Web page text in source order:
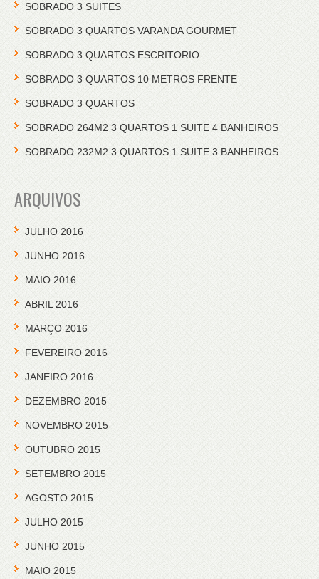
SOBRADO 3 SUITES
SOBRADO 3 QUARTOS VARANDA GOURMET
SOBRADO 3 QUARTOS ESCRITORIO
SOBRADO 3 QUARTOS 10 METROS FRENTE
SOBRADO 3 QUARTOS
SOBRADO 264M2 3 QUARTOS 1 SUITE 4 BANHEIROS
SOBRADO 232M2 3 QUARTOS 1 SUITE 3 BANHEIROS
ARQUIVOS
JULHO 2016
JUNHO 2016
MAIO 2016
ABRIL 2016
MARÇO 2016
FEVEREIRO 2016
JANEIRO 2016
DEZEMBRO 2015
NOVEMBRO 2015
OUTUBRO 2015
SETEMBRO 2015
AGOSTO 2015
JULHO 2015
JUNHO 2015
MAIO 2015